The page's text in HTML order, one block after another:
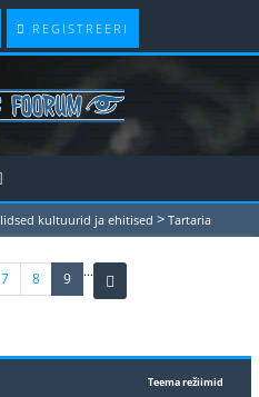
REGISTREERI
Iidsed kultuurid ja ehitised > Tartaria
...
7 8 9(current)
Teema režiimid